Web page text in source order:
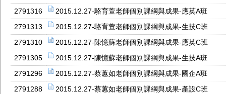
2791316
2015.12.27-駱育萱老師個別課綱與成果-應英A班
2791313
2015.12.27-駱育萱老師個別課綱與成果-生技C班
2791310
2015.12.27-陳憶蘇老師個別課綱與成果-應英C班
2791305
2015.12.27-陳憶蘇老師個別課綱與成果-生技A班
2791296
2015.12.27-蔡蕙如老師個別課綱與成果-國企A班
2791288
2015.12.27-蔡蕙如老師個別課綱與成果-產設C班